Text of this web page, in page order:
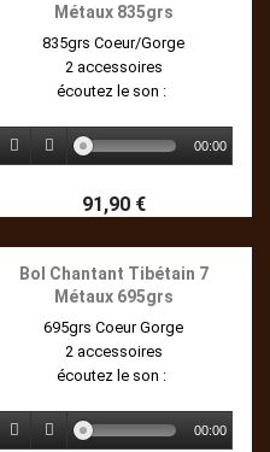
Métaux 835grs
835grs Coeur/Gorge
2 accessoires
écoutez le son :
00:00
91,90 €
Bol Chantant Tibétain 7
Métaux 695grs
695grs Coeur Gorge
2 accessoires
écoutez le son :
00:00